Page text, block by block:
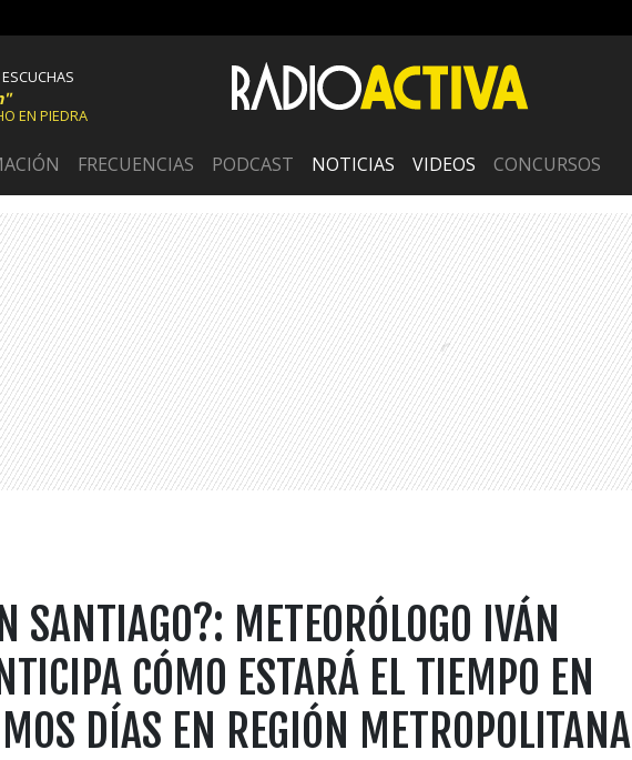
EN PIEDRA
FRECUENCIAS PODCAST NOTICIAS VIDEOS CONCURSOS
SANTIAGO?: METEORÓLOGO IVÁN
CÓMO ESTARÁ EL TIEMPO EN
DÍAS EN REGIÓN METROPOLITANA